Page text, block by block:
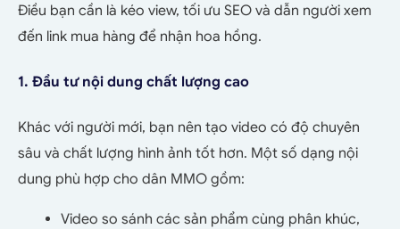
Điều bạn cần là kéo view, tối ưu SEO và dẫn người xem
đến link mua hàng để nhận hoa hồng.
1. Đầu tư nội dung chất lượng cao
Khác với người mới, bạn nên tạo video có độ chuyên
sâu và chất lượng hình ảnh tốt hơn. Một số dạng nội
dung phù hợp cho dân MMO gồm:
Video so sánh các sản phẩm cùng phân khúc,